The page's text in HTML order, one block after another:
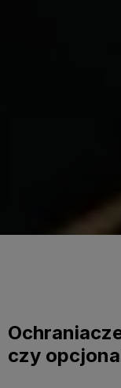
czy